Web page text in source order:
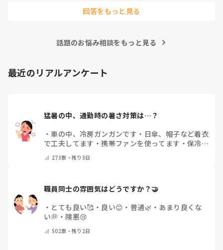
回答をもっと見る
話題のお悩み相談をもっと見る
最近のリアルアンケート
猛暑の中、通勤時の暑さ対策は…？
・車の中、冷房ガンガンです ・ 日傘、帽子など着衣
で工夫してます ・携帯ファンを使ってます ・ 保冷剤
ん ・その他（コメントで教えて下さい）
273票・残り3日
職員同士の雰囲気はどうですか？🤝
・ とても良い🥰 ・ 良い😊 ・ 普通🌿 ・ あまり良くな
い💭 ・ 険悪😢
502票・残り2日